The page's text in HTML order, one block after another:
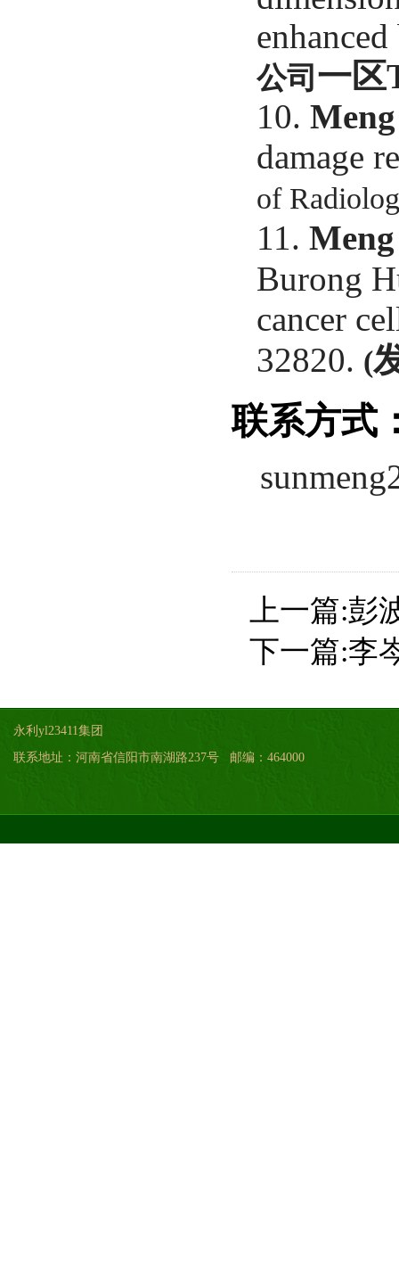
公司 一区
10.
damage
of
11.
Burong
cancer
32820. (
联系方式
上一篇:彭
下一篇:李
永利yl23411集团
联系地址：河南省信阳市南湖路237号 邮编：464000